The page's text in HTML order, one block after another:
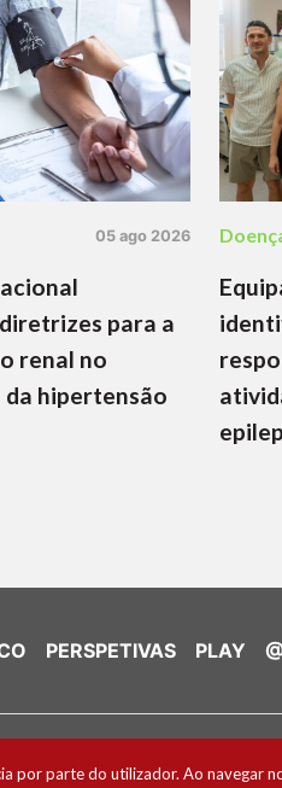
05 ago 2026
para a
renal no
hipertensão
PERSPETIVAS PLAY
por parte do utilizador. Ao navegar